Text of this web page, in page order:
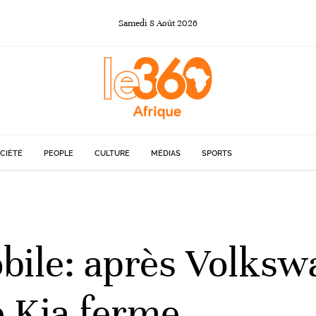
Samedi 8Août2026
PEOPLE CULTURE MÉDIAS SPORTS
après